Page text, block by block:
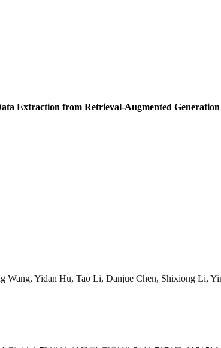
Extraction from Retrieval-Augmented
Wang, Yidan Hu, Tao Li, Danjue Chen, Shixiong Li,